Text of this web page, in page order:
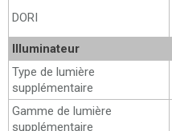
DORI
Illuminateur
Type de lumière
supplémentaire
Gamme de lumière
supplémentaire